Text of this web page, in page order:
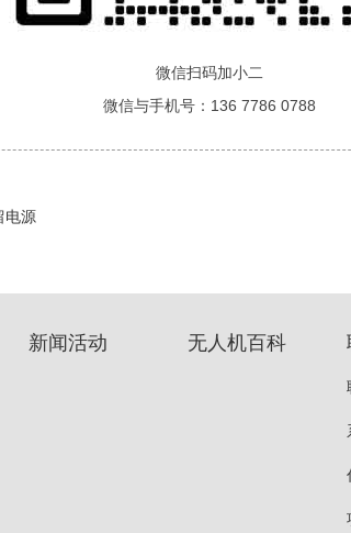
微信扫码加小二
微信与手机号：136 7786 0788
电源
新闻活动 无人机百科